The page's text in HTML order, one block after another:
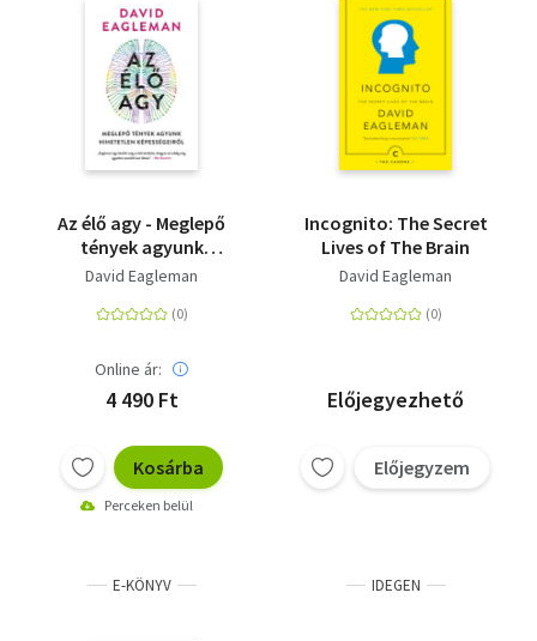
Az élő agy - Meglepő
tények agyunk
hihetetlen
David Eagleman
Online ár:
4 490 Ft
Kosárba
Perceken belül
Incognito: The Secret
Lives of The Brain
David Eagleman
Előjegyezhető
Előjegyzem
E-KÖNYV IDEGEN